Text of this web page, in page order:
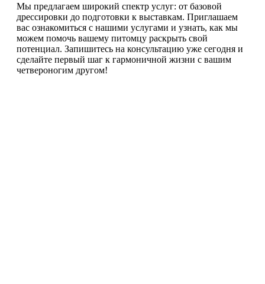
Мы предлагаем широкий спектр услуг: от базовой
дрессировки до подготовки к выставкам. Приглашаем
вас ознакомиться с нашими услугами и узнать, как мы
можем помочь вашему питомцу раскрыть свой
потенциал. Запишитесь на консультацию уже сегодня и
сделайте первый шаг к гармоничной жизни с вашим
четвероногим другом!